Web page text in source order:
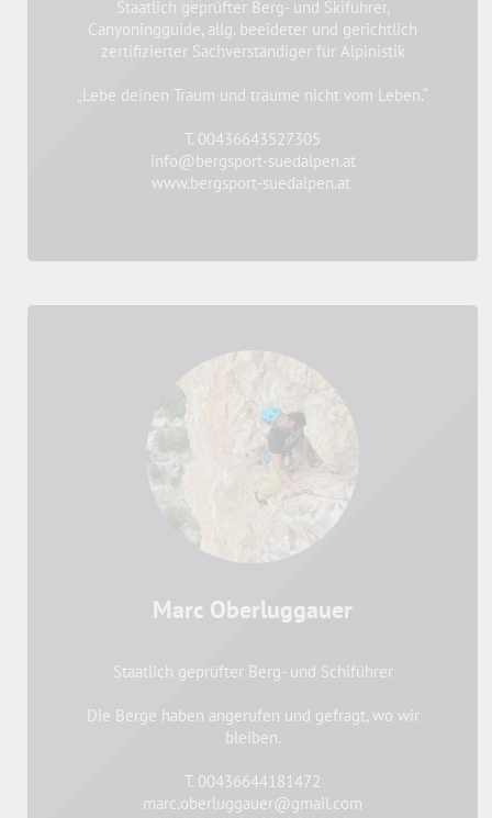
Staatlich geprüfter Berg- und Skiführer,
Canyoningguide, allg. beeideter und gerichtlich
zertifizierter Sachverständiger für Alpinistik
„Lebe deinen Traum und träume nicht vom Leben.“
T. 00436643527305
info@bergsport-suedalpen.at
www.bergsport-suedalpen.at
Marc Oberluggauer
Staatlich geprüfter Berg- und Schiführer
Die Berge haben angerufen und gefragt, wo wir
bleiben.
T. 00436644181472
marc.oberluggauer@gmail.com